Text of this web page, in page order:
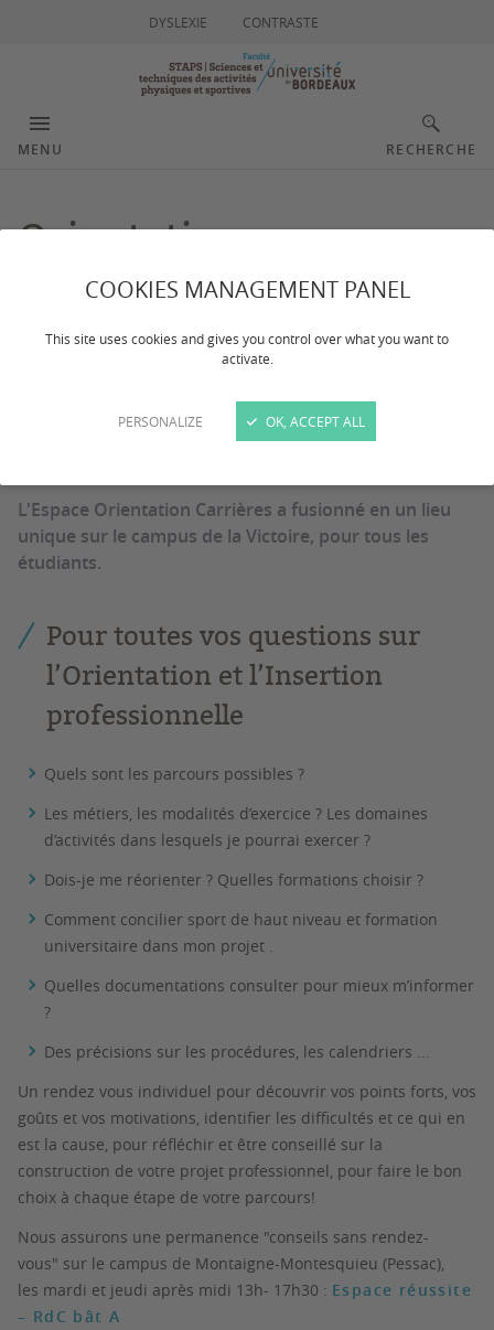
COOKIES MANAGEMENT PANEL
This site uses cookies and gives you control over what you want to
activate.
PERSONALIZE OK, ACCEPT ALL
DYSLEXIE CONTRASTE
MENU RECHERCHE
Orientation -
Réorientation
le 29/04/2024
CONTACTS
L'Espace Orientation Carrières a fusionné en un lieu
unique sur le campus de la Victoire, pour tous les
étudiants.
Pour toutes vos questions sur
l’Orientation et l’Insertion
professionnelle
Quels sont les parcours possibles ?
Les métiers, les modalités d’exercice ? Les domaines
d’activités dans lesquels je pourrai exercer ?
Dois-je me réorienter ? Quelles formations choisir ?
Comment concilier sport de haut niveau et formation
universitaire dans mon projet .
Quelles documentations consulter pour mieux m’informer
?
Des précisions sur les procédures, les calendriers ...
Un rendez vous individuel pour découvrir vos points forts, vos
goûts et vos motivations, identifier les difficultés et ce qui en
est la cause, pour réfléchir et être conseillé sur la
construction de votre projet professionnel, pour faire le bon
choix à chaque étape de votre parcours!
Nous assurons une permanence "conseils sans rendez-
vous" sur le campus de Montaigne-Montesquieu (Pessac),
les mardi et jeudi après midi 13h- 17h30 : Espace réussite
– RdC bât A